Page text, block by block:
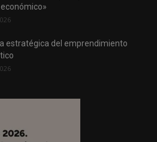
estratégica del emprendimiento